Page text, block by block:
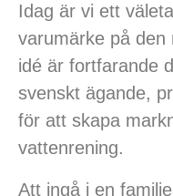
Idag är vi ett
varumärke på den
idé är fortfarande
svenskt ägande,
för att skapa
vattenrening.
Att ingå i en